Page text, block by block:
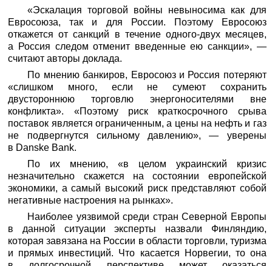
«Эскалация торговой войны невыносима как для
Евросоюза, так и для России. Поэтому Евросоюз
откажется от санкций в течение одного-двух месяцев,
а Россия следом отменит введенные ею санкции», —
считают авторы доклада.
По мнению банкиров, Евросоюз и Россия потеряют
«слишком много, если не сумеют сохранить
двустороннюю торговлю энергоносителями вне
конфликта». «Поэтому риск краткосрочного срыва
поставок является ограниченным, а цены на нефть и газ
не подвергнутся сильному давлению», — уверены
в Danske Bank.
По их мнению, «в целом украинский кризис
незначительно скажется на состоянии европейской
экономики, а самый высокий риск представляют собой
негативные настроения на рынках».
Наиболее уязвимой среди стран Северной Европы
в данной ситуации эксперты назвали Финляндию,
которая завязана на России в области торговли, туризма
и прямых инвестиций. Что касается Норвегии, то она